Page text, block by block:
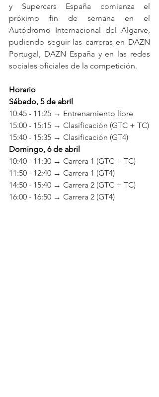
y Supercars España comienza el
próximo fin de semana en el
Autódromo Internacional del Algarve,
pudiendo seguir las carreras en DAZN
Portugal, DAZN España y en las redes
sociales oficiales de la competición.
Horario
Sábado, 5 de abril
10:45 - 11:25 → Entrenamiento libre
15:00 - 15:15 → Clasificación (GTC + TC)
15:40 - 15:35 → Clasificación (GT4)
Domingo, 6 de abril
10:40 - 11:30 → Carrera 1 (GTC + TC)
11:50 - 12:40 → Carrera 1 (GT4)
14:50 - 15:40 → Carrera 2 (GTC + TC)
16:00 - 16:50 → Carrera 2 (GT4)